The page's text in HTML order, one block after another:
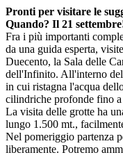
Pronti per visitare le
Quando? Il 21
Fra i più importanti
da una guida esperta,
Duecento, la Sala delle
dell'Infinito. All'interno
in cui ristagna l'acqua
cilindriche profonde fino
La visita delle grotte ha
lungo 1.500 mt.,
Nel pomeriggio partenza
liberamente. Potremo